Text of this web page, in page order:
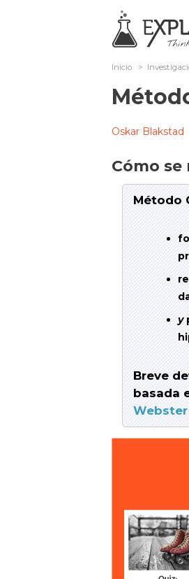
Inicio >
Oskar Blakstad
Cómo
Método
y
Breve
basada
Webster